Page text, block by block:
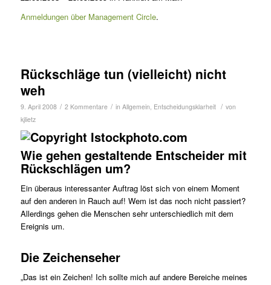
Anmeldungen über Management Circle.
Rückschläge tun (vielleicht) nicht
weh
9. April 2008 / 2 Kommentare / in Allgemein, Entscheidungsklarheit / von
kjlietz
Wie gehen gestaltende Entscheider mit
Rückschlägen um?
Ein überaus interessanter Auftrag löst sich von einem Moment
auf den anderen in Rauch auf! Wem ist das noch nicht passiert?
Allerdings gehen die Menschen sehr unterschiedlich mit dem
Ereignis um.
Die Zeichenseher
„Das ist ein Zeichen! Ich sollte mich auf andere Bereiche meines